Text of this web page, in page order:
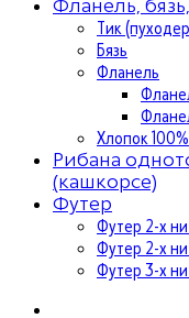
Фланель,
Тик
Бязь
Фланель
Хлопок 100%
Рибана
(кашкорсе)
Футер
Футер 2-х
Футер 2-х
Футер 3-х